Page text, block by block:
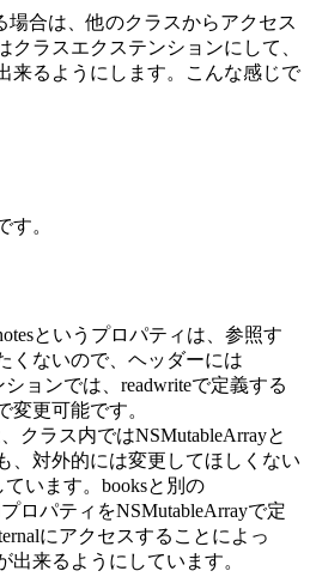
が
結
婚
た
め
の
備
（１）
カ
メ
ラ
と
場合は、他のクラスからアクセス
クラスエクステンションにして、
来るようにします。こんな感じで
す。
というプロパティは、参照す
くないので、ヘッダーには
ョンでは、readwriteで定義する
変更可能です。
クラス内ではNSMutableArrayと
、対外的には変更してほしくない
います。booksと別の
ロパティをNSMutableArrayで定
にアクセスすることによっ
来るようにしています。